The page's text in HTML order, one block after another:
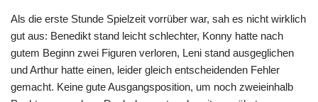
Als die erste Stunde Spielzeit vorrüber war, sah es nicht wirklich
gut aus: Benedikt stand leicht schlechter, Konny hatte nach
gutem Beginn zwei Figuren verloren, Leni stand ausgeglichen
und Arthur hatte einen, leider gleich entscheidenden Fehler
gemacht. Keine gute Ausgangsposition, um noch zweieinhalb